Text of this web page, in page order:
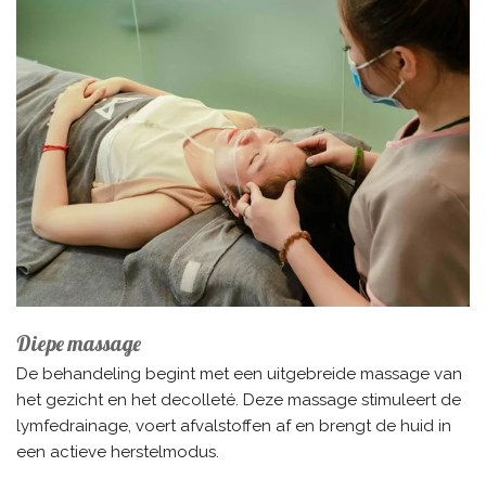
Diepe massage
De behandeling begint met een uitgebreide massage van
het gezicht en het decolleté. Deze massage stimuleert de
lymfedrainage, voert afvalstoffen af en brengt de huid in
een actieve herstelmodus.